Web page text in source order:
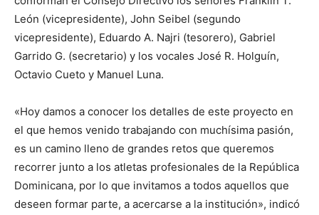
León (vicepresidente), John Seibel (segundo
vicepresidente), Eduardo A. Najri (tesorero), Gabriel
Garrido G. (secretario) y los vocales José R. Holguín,
Octavio Cueto y Manuel Luna.
«Hoy damos a conocer los detalles de este proyecto en
el que hemos venido trabajando con muchísima pasión,
es un camino lleno de grandes retos que queremos
recorrer junto a los atletas profesionales de la República
Dominicana, por lo que invitamos a todos aquellos que
deseen formar parte, a acercarse a la institución», indicó